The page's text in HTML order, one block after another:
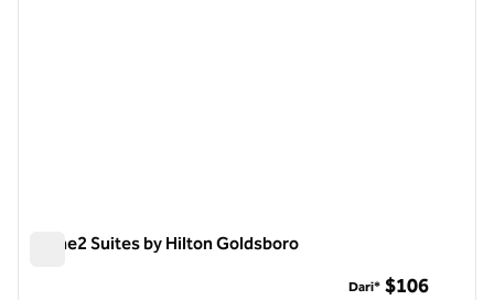
Home2 Suites by Hilton Goldsboro
Dari* $106